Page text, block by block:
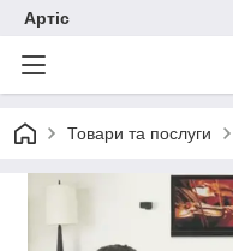
Артіс
Товари та послуги